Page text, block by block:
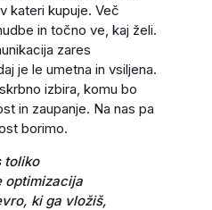
kateri kupuje. Več
in točno ve, kaj želi.
zares
je le umetna in vsiljena.
izbira, komu bo
in zaupanje. Na nas pa
borimo.
toliko
optimizacija
ki ga vložiš,